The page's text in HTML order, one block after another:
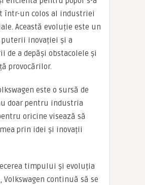
într-un colos al industriei
Această evoluție este un
inovației și a
de a depăși obstacolele și
provocărilor.
este o sursă de
doar pentru industria
oricine visează să
prin idei și inovații
timpului și evoluția
Volkswagen continuă să se